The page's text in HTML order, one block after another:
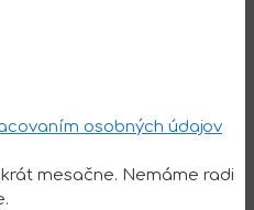
osobných údajov
mesačne. Nemáme radi